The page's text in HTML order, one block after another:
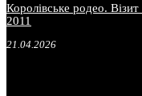
Королівське родео.
2011
21.04.2026